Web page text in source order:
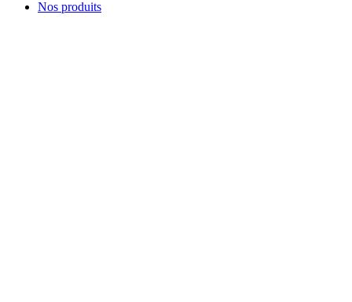
Nos produits